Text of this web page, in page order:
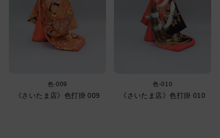
色-009
《さいたま店》色打掛 009
色-010
《さいたま店》色打掛 010